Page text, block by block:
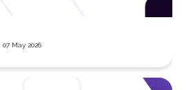
07 May 2026